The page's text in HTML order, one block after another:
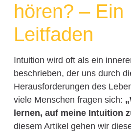
hören? – Ein
Leitfaden
Intuition wird oft als ein
beschrieben, der uns durch
Herausforderungen des
viele Menschen fragen sich:
lernen, auf meine Intuition
diesem Artikel gehen wir